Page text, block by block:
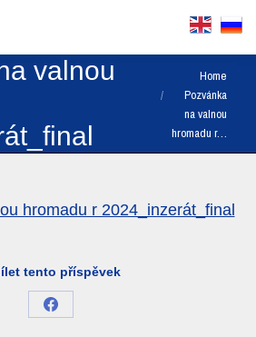
valnou
You are here:
Home
Pozvánka
na valnou
hromadu r…
hromadu r 2024_inzerát_final
tento příspěvek
Share